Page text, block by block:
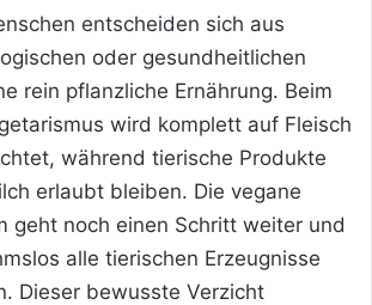
entscheiden sich aus
oder gesundheitlichen
rein pflanzliche Ernährung. Beim
wird komplett auf Fleisch
während tierische Produkte
erlaubt bleiben. Die vegane
geht noch einen Schritt weiter und
alle tierischen Erzeugnisse
Dieser bewusste Verzicht